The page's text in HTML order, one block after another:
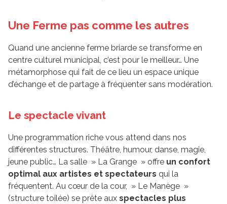
Une Ferme pas comme les autres
Quand une ancienne ferme briarde se transforme en
centre culturel municipal, c’est pour le meilleur… Une
métamorphose qui fait de ce lieu un espace unique
d’échange et de partage à fréquenter sans modération.
Le spectacle vivant
Une programmation riche vous attend dans nos
différentes structures. Théâtre, humour, danse, magie,
jeune public… La salle » La Grange » offre un confort
optimal aux artistes et spectateurs qui la
fréquentent. Au cœur de la cour, » Le Manège »
(structure toilée) se prête aux spectacles plus